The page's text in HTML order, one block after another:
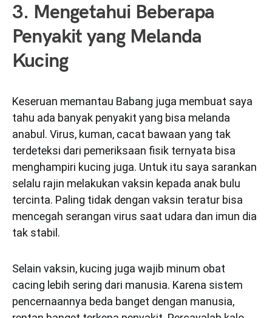
3. Mengetahui Beberapa
Penyakit yang Melanda
Kucing
Keseruan memantau Babang juga membuat saya
tahu ada banyak penyakit yang bisa melanda
anabul. Virus, kuman, cacat bawaan yang tak
terdeteksi dari pemeriksaan fisik ternyata bisa
menghampiri kucing juga. Untuk itu saya sarankan
selalu rajin melakukan vaksin kepada anak bulu
tercinta. Paling tidak dengan vaksin teratur bisa
mencegah serangan virus saat udara dan imun dia
tak stabil.
Selain vaksin, kucing juga wajib minum obat
cacing lebih sering dari manusia. Karena sistem
pencernaannya beda banget dengan manusia,